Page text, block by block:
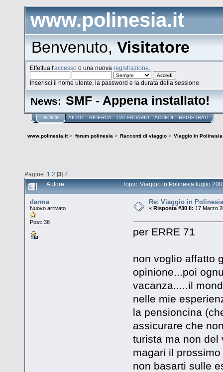
www.polinesia.it
Benvenuto,Visitatore
Effettua l'accesso o una nuovaregistrazione
Inserisci il nome utente, la password e la durata della sessione.
News: SMF - Appena installato!
INDICE AIUTO RICERCA CALENDARIO ACCEDI REGISTRATI
www.polinesia.it> forum polinesia> Racconti di viaggio> Viaggio in
Pagine: 1 2 [3] 4
Autore Topic: Viaggio in Polinesia luglio
darma
Nuovo arrivato
Post: 38
Re: Viaggio in
« Risposta #30 il: 17 Marzo
per ERRE 71
non voglio affatto
opinione...poi
vacanza.....il
nelle mie
la pensioncina
assicurare che
turista ma non
magari il
non basarti sulle